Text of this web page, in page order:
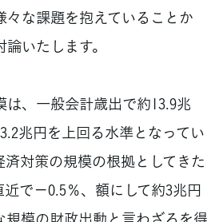
々な課題を抱えていることか
いたします。
、一般会計歳出で約13.9兆
兆円を上回る水準となってい
済対策の規模の根拠としてきた
で－0.5％、額にして約3兆円